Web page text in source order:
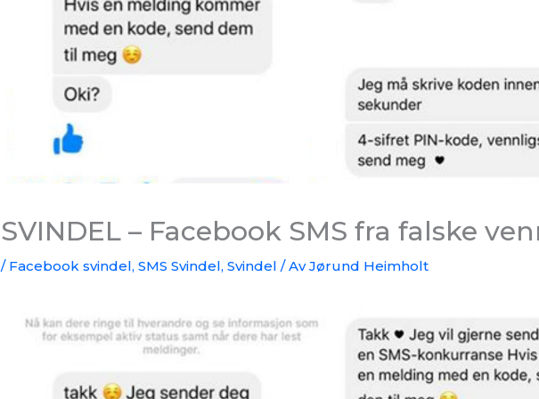
SVINDEL – Facebook SMS fra falske
/ Facebook svindel,SMS Svindel,Svindel / Av Jørund Heimholt